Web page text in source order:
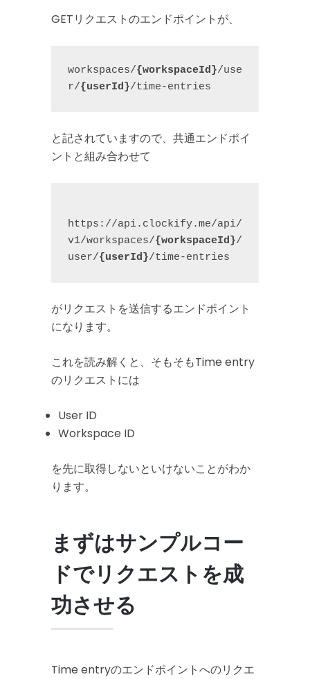
GETリクエストのエンドポイントが、
workspaces/{workspaceId}/use
r/{userId}/time-entries
と記されていますので、共通エンドポイ
ントと組み合わせて
https://api.clockify.me/api/
v1/workspaces/{workspaceId}/
user/{userId}/time-entries
がリクエストを送信するエンドポイント
になります。
これを読み解くと、そもそもTime entry
のリクエストには
User ID
Workspace ID
を先に取得しないといけないことがわか
ります。
まずはサンプルコー
ドでリクエストを成
功させる
Time entryのエンドポイントへのリクエ